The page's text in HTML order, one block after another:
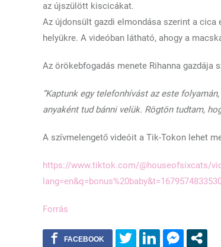
az újszülött kiscicákat.
Az újdonsült gazdi elmondása szerint a
helyükre. A videóban látható, ahogy a
Az örökebfogadás menete Rihanna gazdája
“Kaptunk egy telefonhívást az este
anyaként tud bánni velük. Rögtön tudtam,
A szívmelengető videóit a Tik-Tokon lehet
https://www.tiktok.com/@houseofsixcats/
Forrás